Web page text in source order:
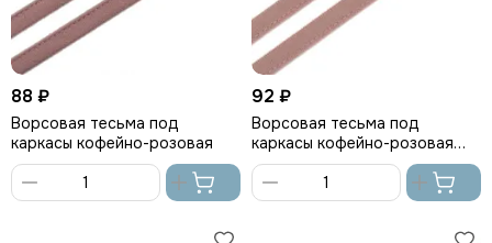
88 ₽
Ворсовая тесьма под
каркасы кофейно-розовая
корзину
92 ₽
Ворсовая тесьма под
каркасы кофейно-розовая
(цв. 885), Arta-F
корзину